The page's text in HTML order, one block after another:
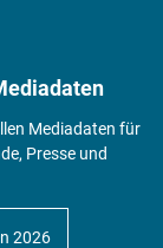
Mediadaten für
Presse und
2026